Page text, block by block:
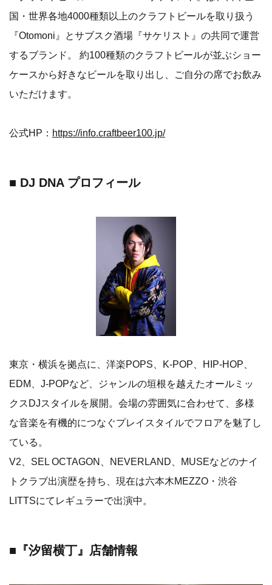
国・世界各地4000種類以上のクラフトビールを取り扱う
『Otomoni』とサブスク酒場『サケリスト』の共同で運営
するブランド。 約100種類のクラフトビールが並ぶショー
ケースから好きなビールを取り出し、ご自分の席でお飲み
いただけます。
公式HP： https://info.craftbeer100.jp/
■ DJ DNA プロフィール
東京・横浜を拠点に、洋楽POPS、K-POP、HIP-HOP、
EDM、J-POPなど、ジャンルの垣根を越えたオールミッ
クスDJスタイルを展開。会場の雰囲気に合わせて、多様
な音楽を有機的につなぐプレイスタイルでフロアを魅了し
ている。
V2、SEL OCTAGON、NEVERLAND、MUSEなどのナイ
トクラブ出演歴を持ち、現在は六本木MEZZO・渋谷
LITTSにてレギュラーで出演中。
■『汐留横丁』店舗情報